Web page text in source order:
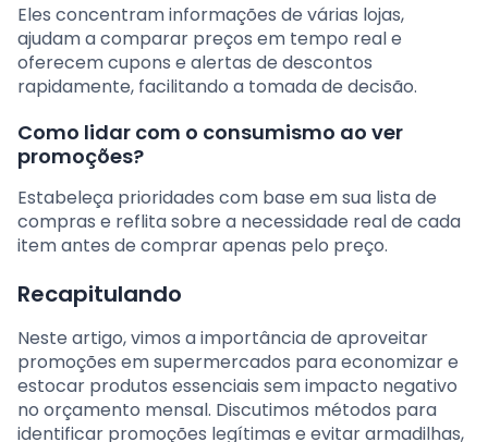
Eles concentram informações de várias lojas,
ajudam a comparar preços em tempo real e
oferecem cupons e alertas de descontos
rapidamente, facilitando a tomada de decisão.
Como lidar com o consumismo ao ver
promoções?
Estabeleça prioridades com base em sua lista de
compras e reflita sobre a necessidade real de cada
item antes de comprar apenas pelo preço.
Recapitulando
Neste artigo, vimos a importância de aproveitar
promoções em supermercados para economizar e
estocar produtos essenciais sem impacto negativo
no orçamento mensal. Discutimos métodos para
identificar promoções legítimas e evitar armadilhas,